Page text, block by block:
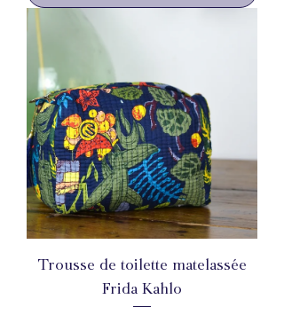
Trousse de toilette matelassée
Frida Kahlo